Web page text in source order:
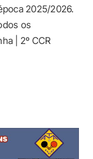
2025/2026.
os
| 2º CCR